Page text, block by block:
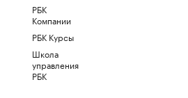
РБК
Компании
РБК Курсы
Школа
управления
РБК